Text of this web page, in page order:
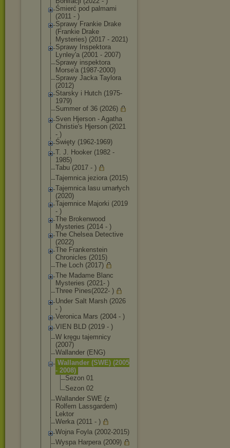
Śmierć pod palmami
(2011 - )
Sprawy Frankie Drake
(Frankie Drake
Mysteries) (2017 - 2021)
Sprawy Inspektora
Lynley'a (2001 - 2007)
Sprawy inspektora
Morse'a (1987-2000)
Sprawy Jacka Taylora
(2012)
Starsky i Hutch (1975-
1979)
Summer of 36 (2026)
Sven Hjerson - Agatha
Christie's Hjerson (2021
- )
Święty (1962-1969)
T. J. Hooker (1982 -
1985)
Tabu (2017 - )
Tajemnica jeziora (2015)
Tajemnica lasu umarłych
(2020)
Tajemnice Majorki (2019
- )
The Brokenwood
Mysteries (2014 - )
The Chelsea Detective
(2022)
The Frankenstein
Chronicles (2015)
The Loch (2017)
The Madame Blanc
Mysteries (2021- )
Three Pines(2022- )
Under Salt Marsh (2026
- )
Veronica Mars (2004 - )
VIEN BLD (2019 - )
W kręgu tajemnicy
(2007)
Wallander (ENG)
Wallander (SWE) (2005
- 2008)
Sezon 01
Sezon 02
Wallander SWE (z
Rolfem Lassgardem)
Lektor
Werka (2011 - )
Wojna Foyla (2002-2015)
Wyspa Harpera (2009)